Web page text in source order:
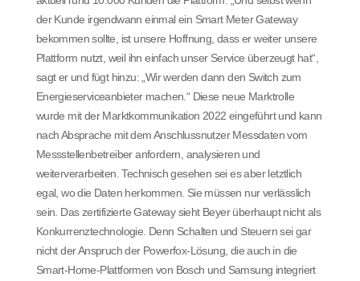
der Kunde irgendwann einmal ein Smart Meter Gateway
bekommen sollte, ist unsere Hoffnung, dass er weiter unsere
Plattform nutzt, weil ihn einfach unser Service überzeugt hat“,
sagt er und fügt hinzu: „Wir werden dann den Switch zum
Energieserviceanbieter machen.“ Diese neue Marktrolle
wurde mit der Marktkommunikation 2022 eingeführt und kann
nach Absprache mit dem Anschlussnutzer Messdaten vom
Messstellenbetreiber anfordern, analysieren und
weiterverarbeiten. Technisch gesehen sei es aber letztlich
egal, wo die Daten herkommen. Sie müssen nur verlässlich
sein. Das zertifizierte Gateway sieht Beyer überhaupt nicht als
Konkurrenztechnologie. Denn Schalten und Steuern sei gar
nicht der Anspruch der Powerfox-Lösung, die auch in die
Smart-Home-Plattformen von Bosch und Samsung integriert